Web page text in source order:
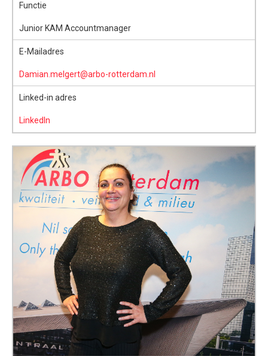
Functie
Junior KAM Accountmanager
E-Mailadres
Damian.melgert@arbo-rotterdam.nl
Linked-in adres
LinkedIn